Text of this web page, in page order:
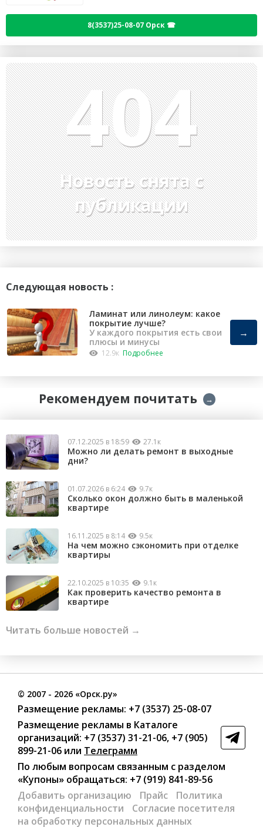
8(3537)25-08-07 Орск ☎
404
Новость снята с
публикации
Следующая новость :
Ламинат или линолеум: какое
покрытие лучше?
У каждого покрытия есть свои
плюсы и минусы
12.9к Подробнее
→
Рекомендуем почитать →
07.12.2025 в 18:59 27.1к
Можно ли делать ремонт в выходные
дни?
01.07.2026 в 6:24 9.7к
Сколько окон должно быть в маленькой
квартире
16.11.2025 в 8:14 9.5к
На чем можно сэкономить при отделке
квартиры
22.10.2025 в 10:35 9.1к
Как проверить качество ремонта в
квартире
Читать больше новостей →
© 2007 - 2026 «Орск.ру»
Размещение рекламы: +7 (3537) 25-08-07
Размещение рекламы в Каталоге
организаций: +7 (3537) 31-21-06, +7 (905)
899-21-06 или Телеграмм
По любым вопросам связанным с разделом
«Купоны» обращаться: +7 (919) 841-89-56
Добавить организацию
Прайс
Политика
конфиденциальности
Согласие посетителя
на обработку персональных данных